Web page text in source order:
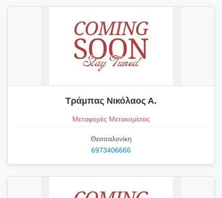
Τράμπας Νικόλαος Α.
Μεταφορές Μετακομίσεις
Θεσσαλονίκη
6973406666